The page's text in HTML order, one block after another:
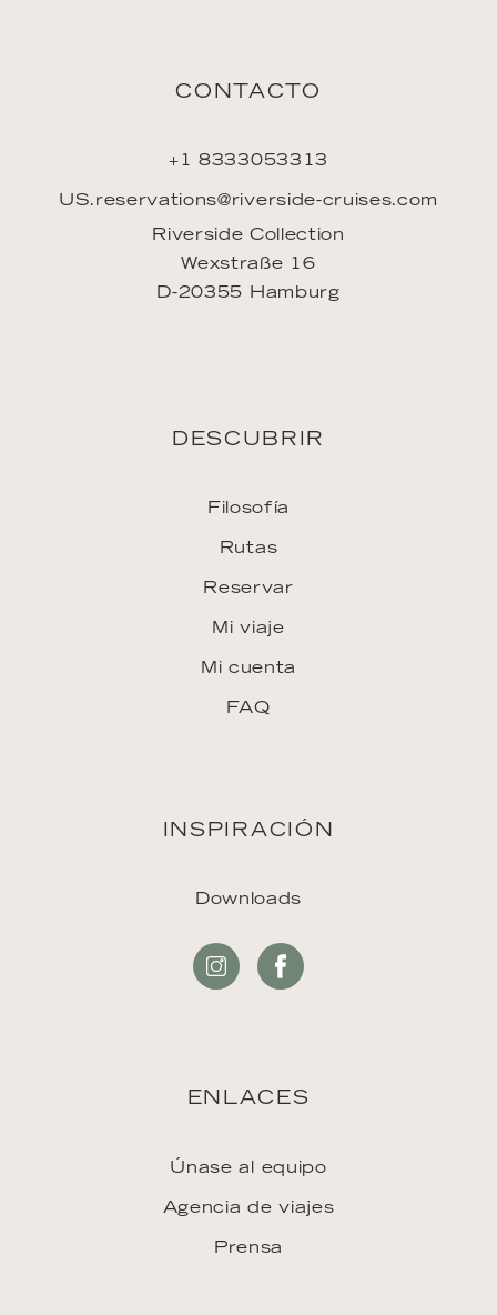
CONTACTO
+1 8333053313
US.reservations@riverside-cruises.com
Riverside Collection
Wexstraße 16
D-20355 Hamburg
DESCUBRIR
Filosofía
Rutas
Reservar
Mi viaje
Mi cuenta
FAQ
INSPIRACIÓN
Downloads
ENLACES
Únase al equipo
Agencia de viajes
Prensa